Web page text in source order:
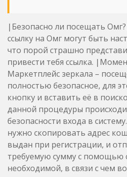
|Безопасно ли посещать
ссылку на Омг могут быть
что порой страшно
привести тебя ссылка.
Маркетплейс зеркала –
полностью безопасное, для
кнопку и вставить её в
данной процедуры
безопасности входа в
нужно скопировать адрес
выдан при регистрации, и
требуемую сумму с помощью
необходимой, в связи с чем